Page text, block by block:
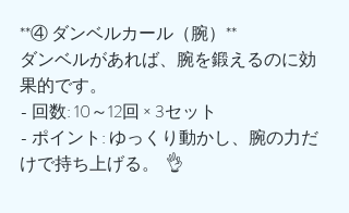
**④ ダンベルカール（腕）**
ダンベルがあれば、腕を鍛えるのに効
果的です。
- 回数: 10～12回 × 3セット
- ポイント: ゆっくり動かし、腕の力だ
けで持ち上げる。  👌